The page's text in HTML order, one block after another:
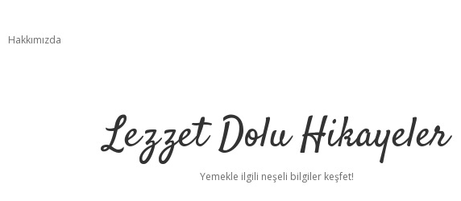
Hakkımızda
Lezzet Dolu Hikayeler
Yemekle ilgili neşeli bilgiler keşfet!